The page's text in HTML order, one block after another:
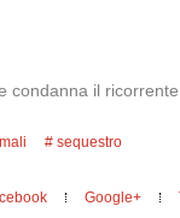
condanna il
sequestro
Google+